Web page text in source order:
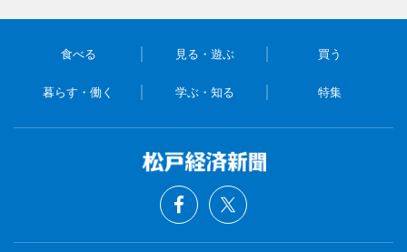
食べる 見る・遊ぶ 買う
暮らす・働く 学ぶ・知る 特集